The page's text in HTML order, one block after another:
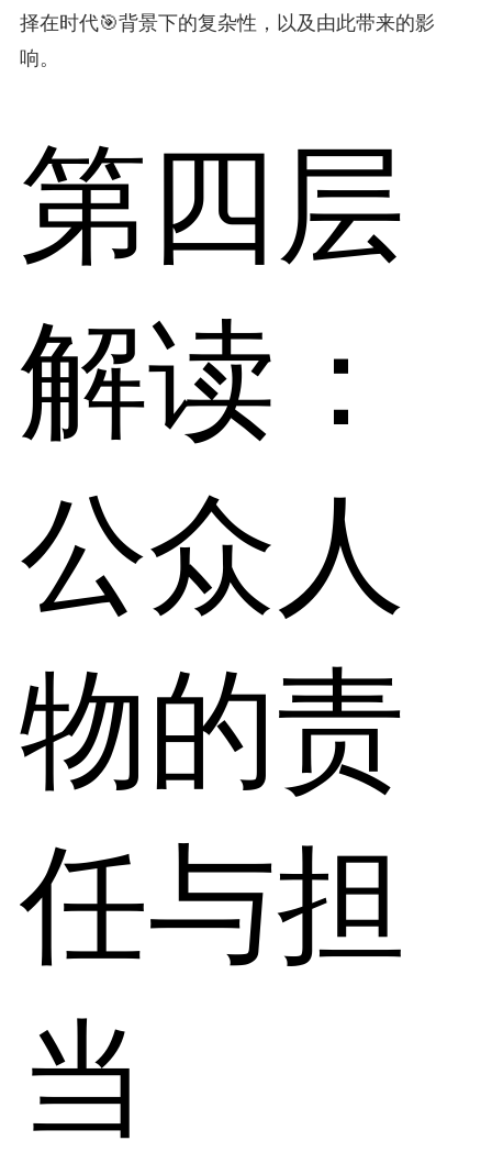
择在时代🎯背景下的复杂性，以及由此带来的影
响。
第四层
解读：
公众人
物的责
任与担
当